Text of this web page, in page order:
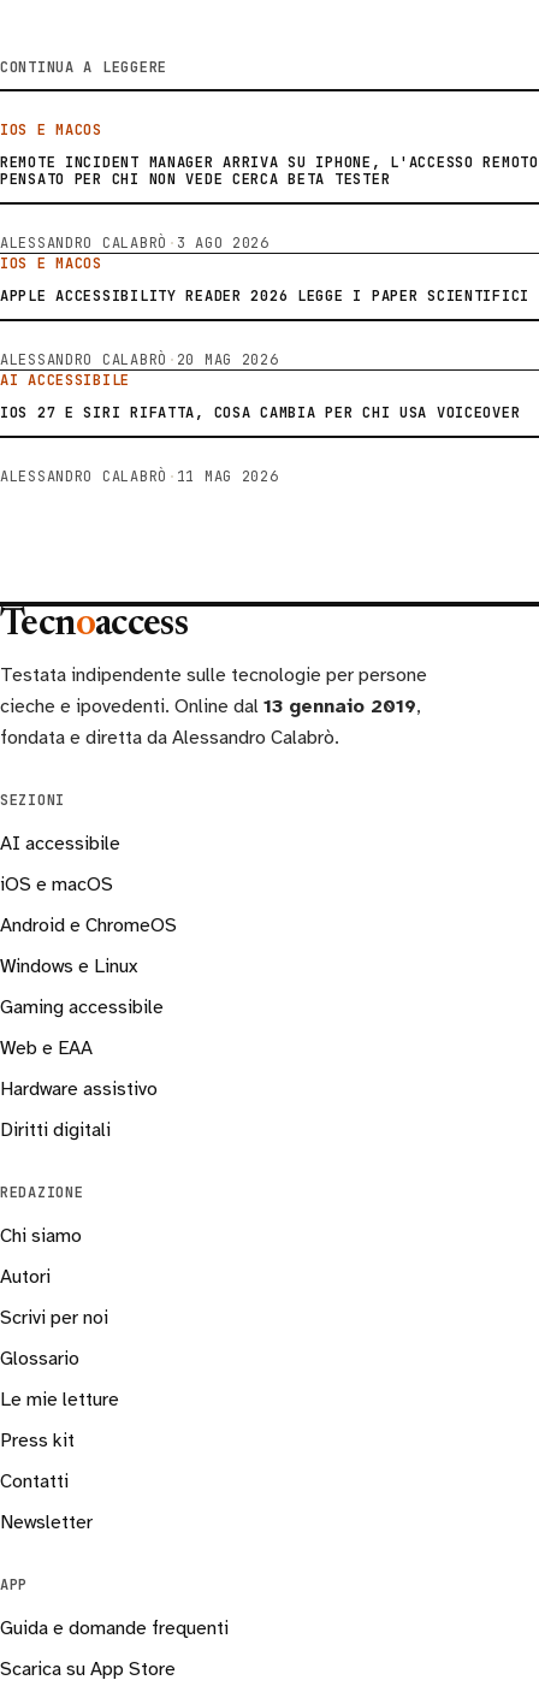
CONTINUA A LEGGERE
IOS E MACOS
REMOTE INCIDENT MANAGER ARRIVA SU IPHONE, L'ACCESSO REMOTO
PENSATO PER CHI NON VEDE CERCA BETA TESTER
ALESSANDRO CALABRÒ · 3 AGO 2026
IOS E MACOS
APPLE ACCESSIBILITY READER 2026 LEGGE I PAPER SCIENTIFICI
ALESSANDRO CALABRÒ · 20 MAG 2026
AI ACCESSIBILE
IOS 27 E SIRI RIFATTA, COSA CAMBIA PER CHI USA VOICEOVER
ALESSANDRO CALABRÒ · 11 MAG 2026
Tecnoaccess
Testata indipendente sulle tecnologie per persone
cieche e ipovedenti. Online dal 13 gennaio 2019,
fondata e diretta da Alessandro Calabrò.
SEZIONI
AI accessibile
iOS e macOS
Android e ChromeOS
Windows e Linux
Gaming accessibile
Web e EAA
Hardware assistivo
Diritti digitali
REDAZIONE
Chi siamo
Autori
Scrivi per noi
Glossario
Le mie letture
Press kit
Contatti
Newsletter
APP
Guida e domande frequenti
Scarica su App Store